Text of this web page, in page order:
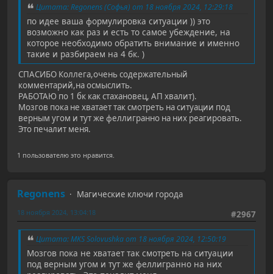
Цитата: Regonens (Софья) от 18 ноября 2024, 12:29:18
по идее ваша формулировка ситуации )) это
возможно как раз и есть то самое убеждение, на
которое необходимо обратить внимание и именно
такие и разбираем на 4 бк. )
СПАСИБО Коллега,очень содержательный
комментарий,на осмыслить.
РАБОТАЮ по 1 бк как стахановец, АП хвалит).
Мозгов пока не хватает так смотреть на ситуации под
верным угом и тут же феллигранно на них реагировать.
Это печалит меня.
1 пользователю это нравится.
Regonens
Магические ключи города
#2967
18 ноября 2024, 13:04:18
Цитата: MKS Solovushka от 18 ноября 2024, 12:50:19
Мозгов пока не хватает так смотреть на ситуации
под верным угом и тут же феллигранно на них